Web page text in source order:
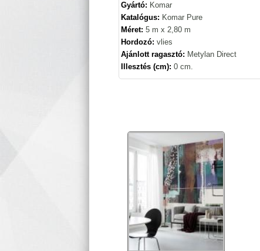
Gyártó: Komar
Katalógus: Komar Pure
Méret: 5 m x 2,80 m
Hordozó: vlies
Ajánlott ragasztó: Metylan Direct
Illesztés (cm): 0 cm.